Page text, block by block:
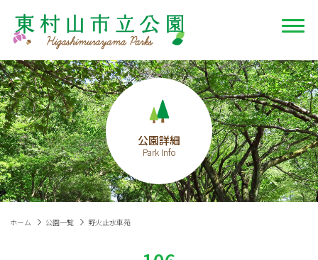
公園詳細
ホーム 公園一覧 野火止水車苑